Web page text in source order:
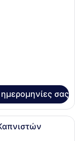
σας
ξενοδοχείου με δύο